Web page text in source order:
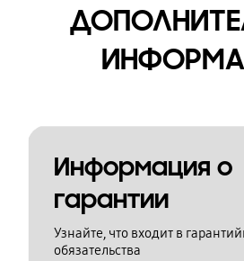
Информация о
гарантии
Узнайте, что входит в
обязательства